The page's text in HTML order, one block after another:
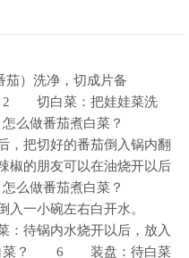
茄）洗净，切成片备
切白菜：把娃娃菜洗
么做番茄煮白菜？
把切好的番茄倒入锅内翻
的朋友可以在油烧开以后
怎么做番茄煮白菜？
入一小碗左右白开水。
锅内水烧开以后，放入
菜？ 6 装盘：待白菜